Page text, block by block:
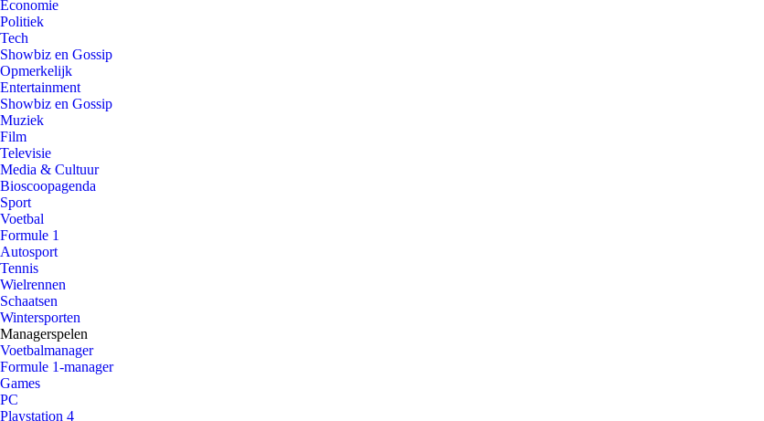
Economie
Politiek
Tech
Showbiz en Gossip
Opmerkelijk
Entertainment
Showbiz en Gossip
Muziek
Film
Televisie
Media & Cultuur
Bioscoopagenda
Sport
Voetbal
Formule 1
Autosport
Tennis
Wielrennen
Schaatsen
Wintersporten
Managerspelen
Voetbalmanager
Formule 1-manager
Games
PC
Playstation 4